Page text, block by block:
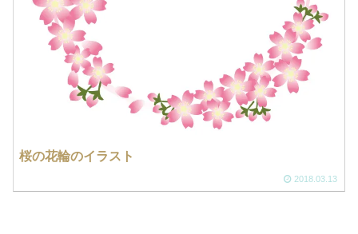
桜の花輪のイラスト
2018.03.13